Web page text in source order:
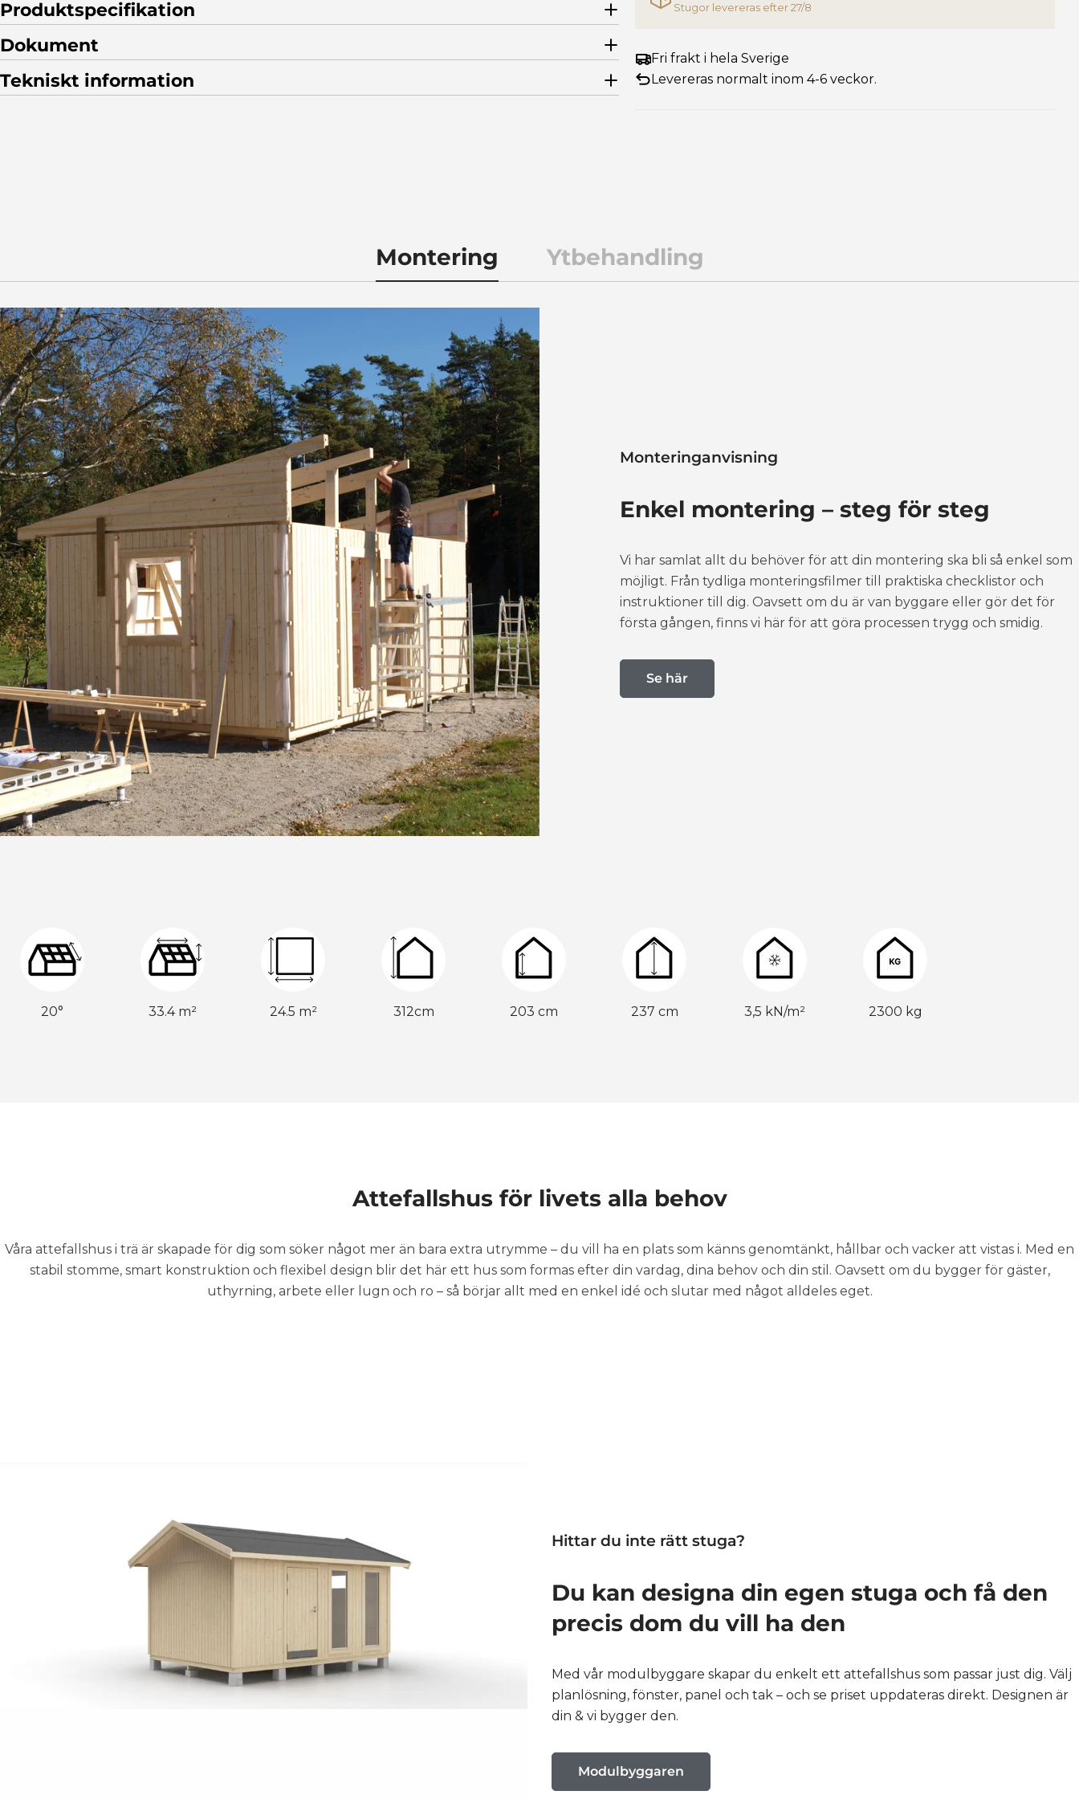
Produktspecifikation
Dokument
Tekniskt information
Dörr med fönster - Vänster
Stugor levereras efter 27/8
Fri frakt i hela Sverige
Levereras normalt inom 4-6 veckor.
Montering Ytbehandling
Monteringanvisning
Enkel montering – steg för steg
Vi har samlat allt du behöver för att din montering ska bli så enkel som
möjligt. Från tydliga monteringsfilmer till praktiska checklistor och
instruktioner till dig. Oavsett om du är van byggare eller gör det för
första gången, finns vi här för att göra processen trygg och smidig.
Se här
20° 33.4 m² 24.5 m² 312cm 203 cm 237 cm 3,5 kN/m² 2300 kg
Attefallshus för livets alla behov
Våra attefallshus i trä är skapade för dig som söker något mer än bara extra utrymme – du vill ha en plats som känns genomtänkt, hållbar och vacker att vistas i. Med en
stabil stomme, smart konstruktion och flexibel design blir det här ett hus som formas efter din vardag, dina behov och din stil. Oavsett om du bygger för gäster,
uthyrning, arbete eller lugn och ro – så börjar allt med en enkel idé och slutar med något alldeles eget.
Hittar du inte rätt stuga?
Du kan designa din egen stuga och få den
precis dom du vill ha den
Med vår modulbyggare skapar du enkelt ett attefallshus som passar just dig. Välj
planlösning, fönster, panel och tak – och se priset uppdateras direkt. Designen är
din & vi bygger den.
Modulbyggaren